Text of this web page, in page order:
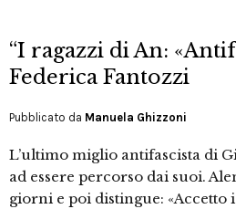
“I ragazzi di An:
Federica Fantozzi
Pubblicato da Manuela Ghizzoni
L’ultimo miglio antifascista di
ad essere percorso dai suoi.
giorni e poi distingue: «Accetto